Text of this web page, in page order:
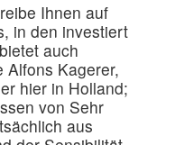
Ihnen auf
in den investiert
auch
Alfons Kagerer,
hier in Holland;
von Sehr
aus